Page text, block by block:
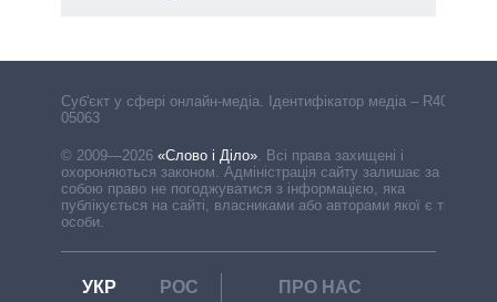
Cуб'єкт у сфері онлайн-медіа. Ідентифікатор медіа – R40-
05063
© 2009—2026 «Слово і Діло». Всі права захищені і
охороняються законом. Адміністрація сайту залишає за
собою право не погоджуватися з інформацією, яка
публікується на сайті, власниками або авторами якої є треті
особи.
УКР РОС
ПРО НАС